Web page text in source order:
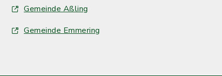
Gemeinde Aßling
Gemeinde Emmering